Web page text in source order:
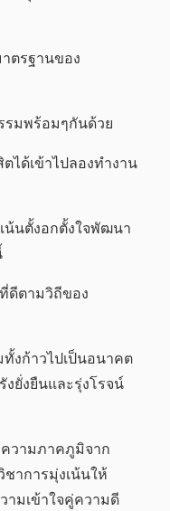
ตรฐานของ
มพร้อมๆกันด้วย
ได้เข้าไปลองทำงาน
น้นตั้งอกตั้งใจพัฒนา
ดีตามวิถีของ
งก้าวไปเป็นอนาคต
ยั่งยืนและรุ่งโรจน์
วามภาคภูมิจาก
าการมุ่งเน้นให้
มเข้าใจคู่ความดี